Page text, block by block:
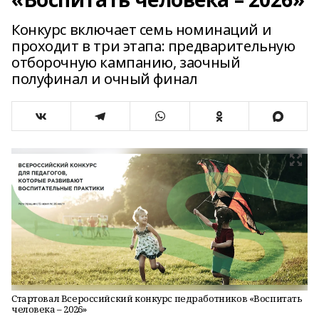
Конкурс включает семь номинаций и
проходит в три этапа: предварительную
отборочную кампанию, заочный
полуфинал и очный финал
Стартовал Всероссийский конкурс педработников «Воспитать
человека – 2026»